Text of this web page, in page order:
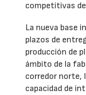
competitivas de
La nueva base
plazos de
producción de
ámbito de la
corredor norte,
capacidad de